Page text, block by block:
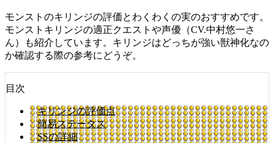
モンストのキリンジの評価とわくわくの実のおすすめです。
モンストキリンジの適正クエストや声優（CV.中村悠一さ
ん）も紹介しています。キリンジはどっちが強い獣神化なの
か確認する際の参考にどうぞ。
目次
キリンジの評価点
簡易ステータス
SSの詳細